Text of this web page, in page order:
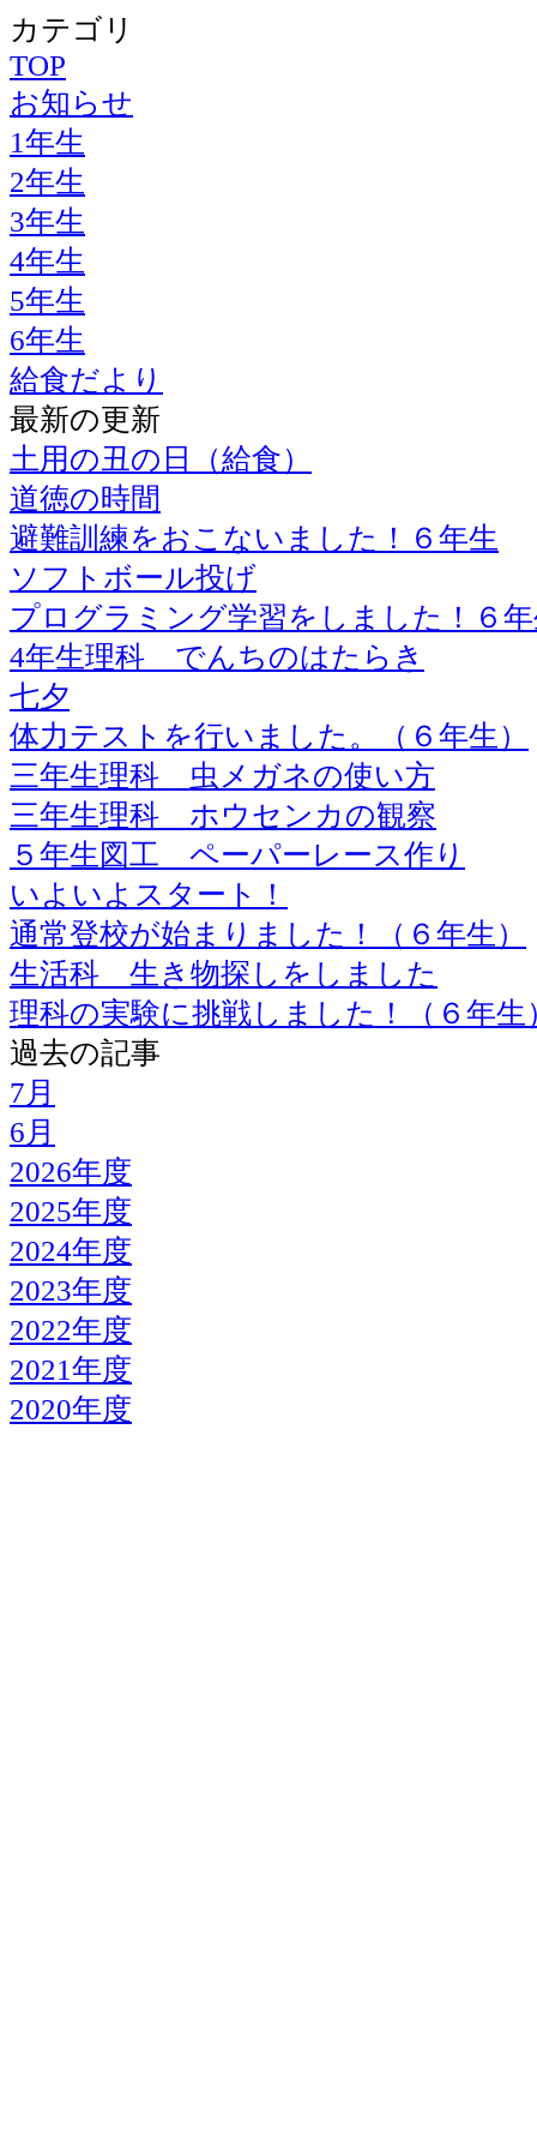
カテゴリ
TOP
お知らせ
1年生
2年生
3年生
4年生
5年生
6年生
給食だより
最新の更新
土用の丑の日（給食）
道徳の時間
避難訓練をおこないました！６年生
ソフトボール投げ
プログラミング学習をしました！６
4年生理科 でんちのはたらき
七夕
体力テストを行いました。（６年生）
三年生理科 虫メガネの使い方
三年生理科 ホウセンカの観察
５年生図工 ペーパーレース作り
いよいよスタート！
通常登校が始まりました！（６年生）
生活科 生き物探しをしました
理科の実験に挑戦しました！（６年生
過去の記事
7月
6月
2026年度
2025年度
2024年度
2023年度
2022年度
2021年度
2020年度